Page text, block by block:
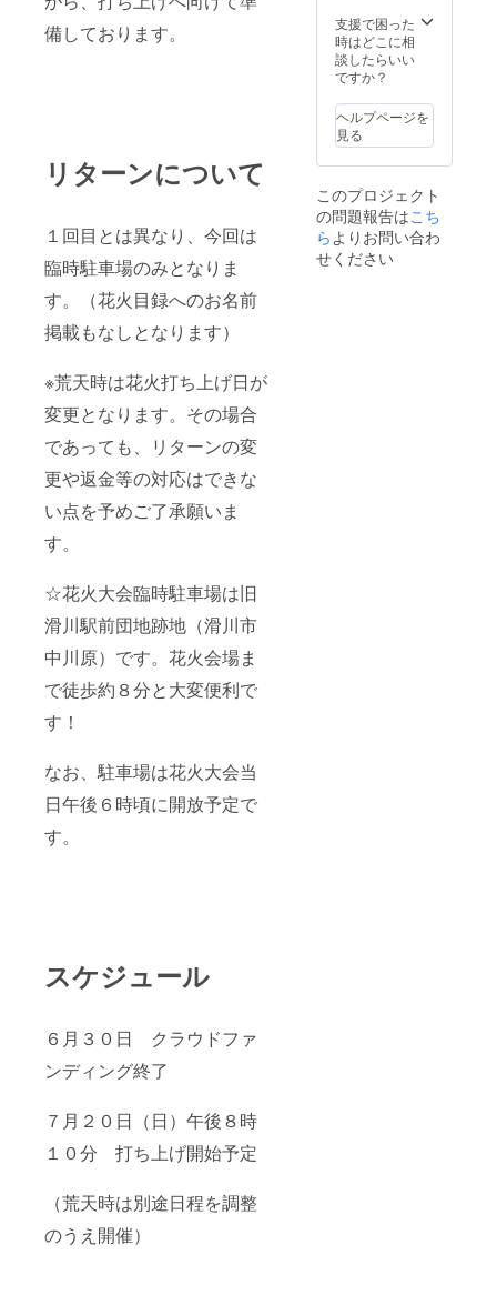
備しております。
リターンについて
１回目とは異なり、今回は
臨時駐車場のみとなりま
す。（花火目録へのお名前
掲載もなしとなります）
※荒天時は花火打ち上げ日が
変更となります。その場合
であっても、リターンの変
更や返金等の対応はできな
い点を予めご了承願いま
す。
☆花火大会臨時駐車場は旧
滑川駅前団地跡地（滑川市
中川原）です。花火会場ま
で徒歩約８分と大変便利で
す！
なお、駐車場は花火大会当
日午後６時頃に開放予定で
す。
スケジュール
６月３０日 クラウドファ
ンディング終了
７月２０日（日）午後８時
１０分 打ち上げ開始予定
（荒天時は別途日程を調整
のうえ開催）
支援で困った
時はどこに相
談したらいい
ですか？
ヘルプページを
見る
このプロジェクト
の問題報告はこち
らよりお問い合わ
せください